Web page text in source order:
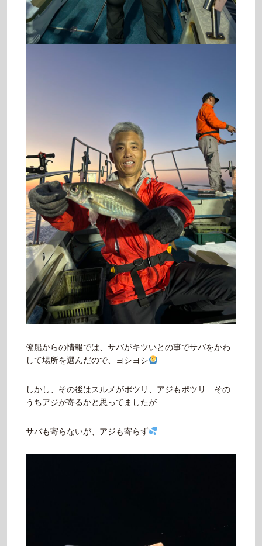
僚船からの情報では、サバがキツいとの事でサバをかわ
して場所を選んだので、ヨシヨシ
しかし、その後はスルメがポツリ、アジもポツリ…その
うちアジが寄るかと思ってましたが…
サバも寄らないが、アジも寄らず